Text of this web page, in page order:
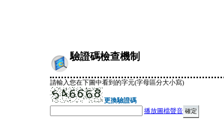
驗證碼檢查機制
請輸入您在下圖中看到的字元(字母區分大小寫)
更換驗證碼
播放圖檔聲音